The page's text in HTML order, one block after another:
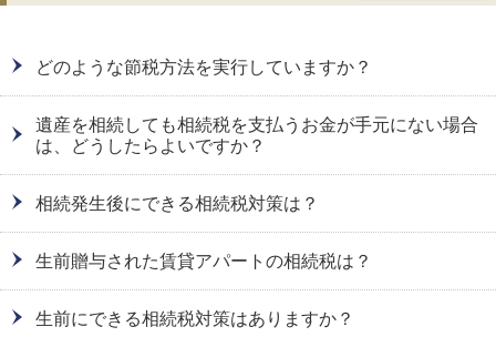
どのような節税方法を実行していますか？
遺産を相続しても相続税を支払うお金が手元にない場合
は、どうしたらよいですか？
相続発生後にできる相続税対策は？
生前贈与された賃貸アパートの相続税は？
生前にできる相続税対策はありますか？